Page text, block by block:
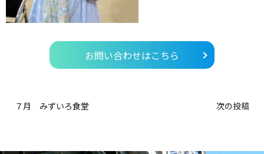
お問い合わせはこちら
７月 みずいろ食堂 次の投稿